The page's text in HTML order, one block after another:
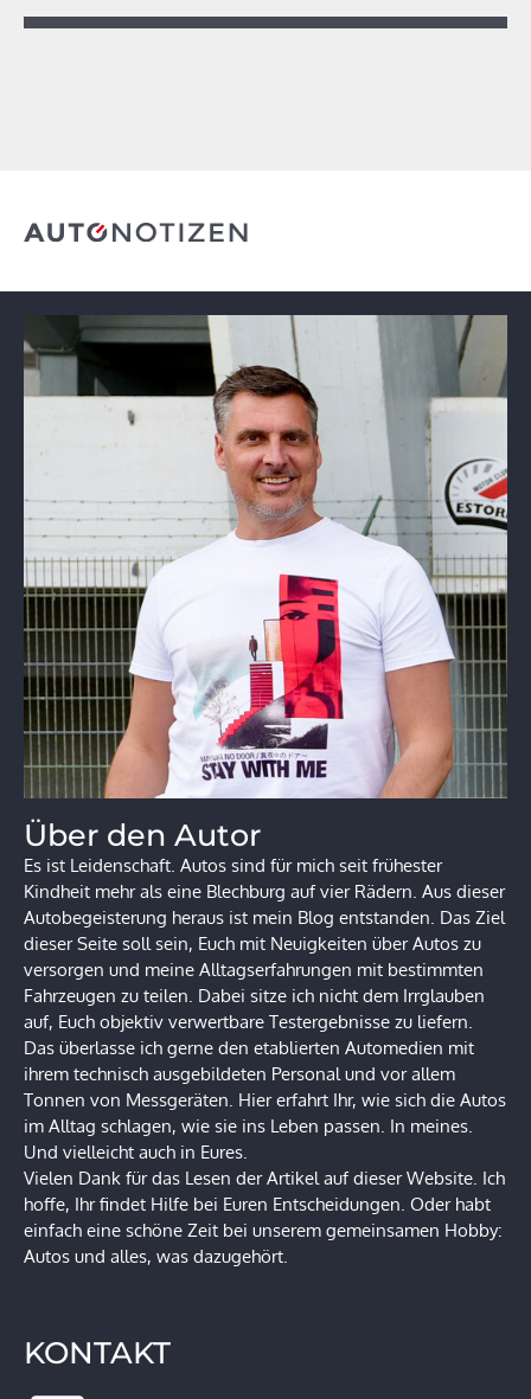
Über den Autor
Es ist Leidenschaft. Autos sind für mich seit frühester
Kindheit mehr als eine Blechburg auf vier Rädern. Aus dieser
Autobegeisterung heraus ist mein Blog entstanden. Das Ziel
dieser Seite soll sein, Euch mit Neuigkeiten über Autos zu
versorgen und meine Alltagserfahrungen mit bestimmten
Fahrzeugen zu teilen. Dabei sitze ich nicht dem Irrglauben
auf, Euch objektiv verwertbare Testergebnisse zu liefern.
Das überlasse ich gerne den etablierten Automedien mit
ihrem technisch ausgebildeten Personal und vor allem
Tonnen von Messgeräten. Hier erfahrt Ihr, wie sich die Autos
im Alltag schlagen, wie sie ins Leben passen. In meines.
Und vielleicht auch in Eures.
Vielen Dank für das Lesen der Artikel auf dieser Website. Ich
hoffe, Ihr findet Hilfe bei Euren Entscheidungen. Oder habt
einfach eine schöne Zeit bei unserem gemeinsamen Hobby:
Autos und alles, was dazugehört.
KONTAKT